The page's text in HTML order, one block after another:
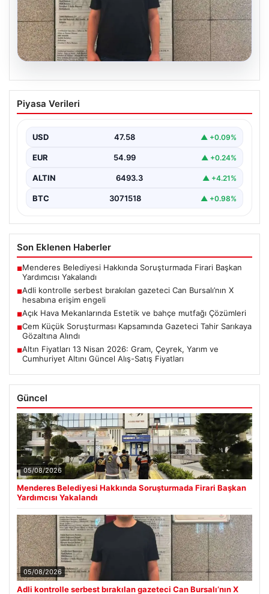
05.08.2026
Adli kontrolle serbest bırakılan gazeteci
Can Bursalı’nın X hesabına erişim engeli
Engeli Kaldırıldıktan Sonra Yeniden Kısıtlama",
"content": "Basın…
Piyasa Verileri
USD 47.58 ▲ +0.09%
EUR 54.99 ▲ +0.24%
ALTIN 6493.3 ▲ +4.21%
BTC 3071518 ▲ +0.98%
Son Eklenen Haberler
■Menderes Belediyesi Hakkında Soruşturmada Firari Başkan
Yardımcısı Yakalandı
■Adli kontrolle serbest bırakılan gazeteci Can Bursalı’nın X
hesabına erişim engeli
■Açık Hava Mekanlarında Estetik ve bahçe mutfağı Çözümleri
■Cem Küçük Soruşturması Kapsamında Gazeteci Tahir Sarıkaya
Gözaltına Alındı
■Altın Fiyatları 13 Nisan 2026: Gram, Çeyrek, Yarım ve
Cumhuriyet Altını Güncel Alış-Satış Fiyatları
Güncel
05/08/2026
Menderes Belediyesi Hakkında Soruşturmada Firari Başkan
Yardımcısı Yakalandı
05/08/2026
Adli kontrolle serbest bırakılan gazeteci Can Bursalı’nın X